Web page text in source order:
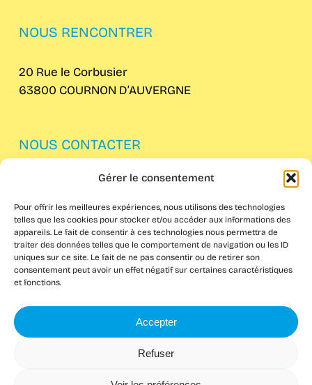
Gérer le consentement
Pour offrir les meilleures expériences, nous utilisons des technologies
telles que les cookies pour stocker et/ou accéder aux informations des
appareils. Le fait de consentir à ces technologies nous permettra de
traiter des données telles que le comportement de navigation ou les ID
uniques sur ce site. Le fait de ne pas consentir ou de retirer son
consentement peut avoir un effet négatif sur certaines caractéristiques
et fonctions.
Accepter
Refuser
NOUS RENCONTRER
20 Rue le Corbusier
63800 COURNON D’AUVERGNE
NOUS CONTACTER